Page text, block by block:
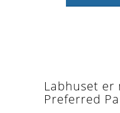
Labhuset er
Preferred